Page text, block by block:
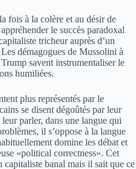
fois à la colère et au désir de
le succès paradoxal
tricheur auprès d’un
démagogues de Mussolini à
savent instrumentaliser le
humiliées.
plus représentés par le
se disent dégoûtés par leur
parler, dans une langue qui
il s’oppose à la langue
domine les débat et
«political correctness». Cet
capitaliste banal mais il sait que ce